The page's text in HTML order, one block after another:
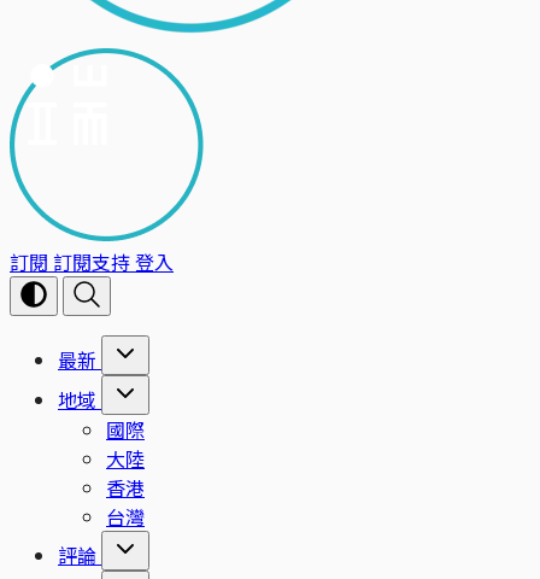
訂閱 訂閱支持登入
最新
地域
國際
大陸
香港
台灣
評論